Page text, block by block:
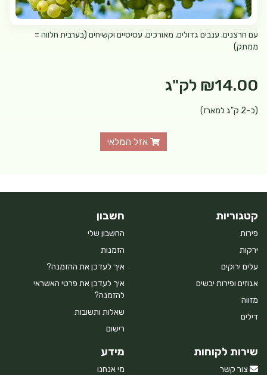
עם חרצנים. ענבים גדולים, מאורכים, עסיסיים וקשיחים (בערבית חלווה =
ממתק)
₪14.00 לק"ג
(כ-2 ק"ג למארז)
אזל המלאי
קטגוריות
פירות
ירקות
עלים ירוקים
אגוזים ופירות יבשים
מזווה
דילים
חשבון
החשבון שלי
הזמנות
איך לעדכן את ההזמנה?
איך לעדכן את פרטי האשראי
להזמנה?
שאלות ותשובות
רישום
שירות לקוחות
צור קשר
מידע
מי אנחנו